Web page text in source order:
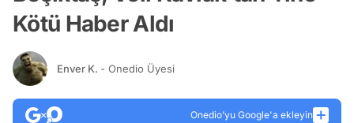
Kötü Haber Aldı
Enver K. - Onedio Üyesi
Onedio’yu Google'a ekleyin